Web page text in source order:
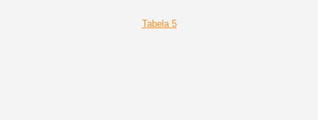
Tabela 5